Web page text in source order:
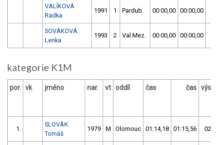
VALÍKOVÁ
Radka
1991 1 Pardub. 00:00,00 00:00,00
SOVÁKOVÁ
Lenka
1993 2 Val.Mez. 00:00,00 00:00,00
kategorie K1M
por. vk jméno nar. vt oddíl čas čas
1.
SLOVÁK
Tomáš
1979 M Olomouc 01:14,18 01:15,56